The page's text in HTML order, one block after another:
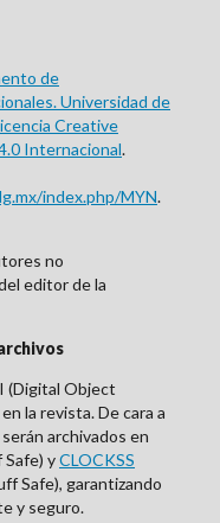
de
Universidad de
Creative
Internacional.
index.php/MYN.
no
editor de la
(Digital Object
la revista. De cara a
archivados en
yCLOCKSS
Safe), garantizando
y seguro.